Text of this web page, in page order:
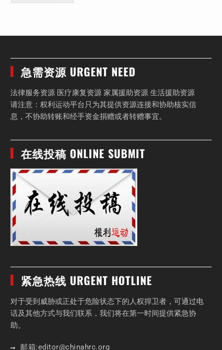
急需资源 URGENT NEED
法律服务资源 医疗康复资源 家属援助资源 生活援助资源
请注意：权利运动平台只为其提供资源连接和协助核实信
息，不协助转账和经手资金捐赠或者转赠事宜。
在线投稿 ONLINE SUBMIT
紧急热线 URGENT HOTLINE
对于受到威胁或正处于危险状态下的人权捍卫者，可通过电
话及其他方式与我们联系，我们将在第一时间提供紧急协
助。
邮箱:editor@chinahrc.org